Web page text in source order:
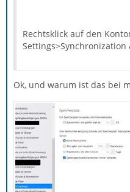
Rechtsklick auf den
Settings>Synchronization
Ok, und warum ist das bei